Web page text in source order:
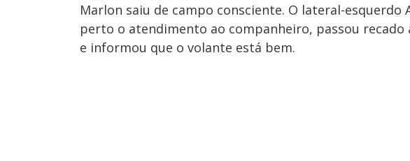
Marlon saiu de campo consciente. O lateral-esquerdo
perto o atendimento ao companheiro, passou
e informou que o volante está bem.